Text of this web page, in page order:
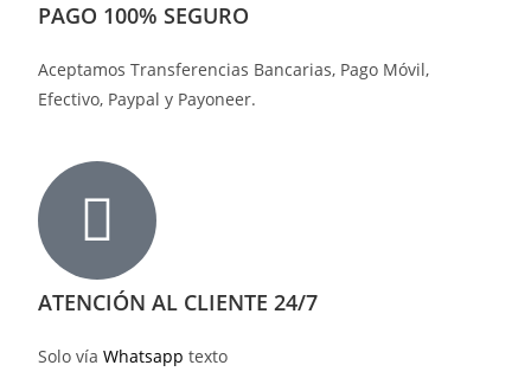
PAGO 100% SEGURO
Aceptamos Transferencias Bancarias, Pago Móvil,
Efectivo, Paypal y Payoneer.
ATENCIÓN AL CLIENTE 24/7
Solo víaWhatsapptexto